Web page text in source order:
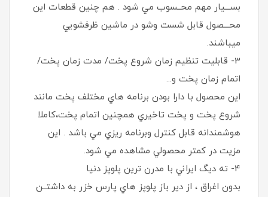
بســـيار مهم محــسوب مي شود . هم چنين قطعات اين
محـــصول قابل شست وشو در ماشين ظرفشويي
میباشند.
3- قابليت تنظيم زمان شروع پخت/ مدت زمان پخت/
اتمام زمان پخت و...
اين محصول با دارا بودن برنامه هاي مختلف پخت مانند
شروع پخت و پخت تاخيري همچنين اتمام پخت،كاملا
هوشمندانه قابل كنترل وبرنامه ريزي مي باشد . اين
مزيت در كمتر محصولي مشاهده مي شود.
4- ته ديگ ايراني با مدرن ترين پلوپز دنيا
بدون اغراق ، از دير باز پلوپز هاي پارس خزر به داشتــن